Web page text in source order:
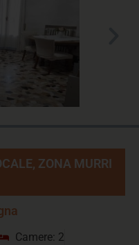
ZONA MURRI
Camere: 2